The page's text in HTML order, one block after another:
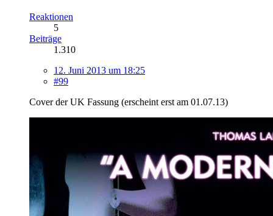
Reaktionen
5
Beiträge
1.310
12. Juni 2013 um 18:25
#99
Cover der UK Fassung (erscheint erst am 01.07.13)